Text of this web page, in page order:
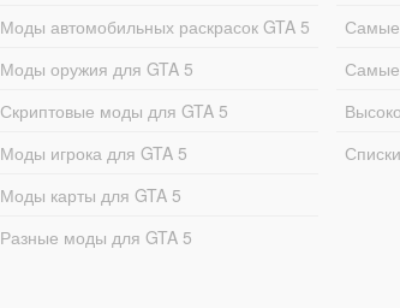
Моды автомобильных раскрасок GTA 5
Моды оружия для GTA 5
Скриптовые моды для GTA 5
Моды игрока для GTA 5
Моды карты для GTA 5
Разные моды для GTA 5